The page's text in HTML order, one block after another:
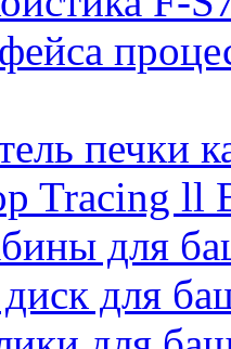
печки
Tracing ll
для
для